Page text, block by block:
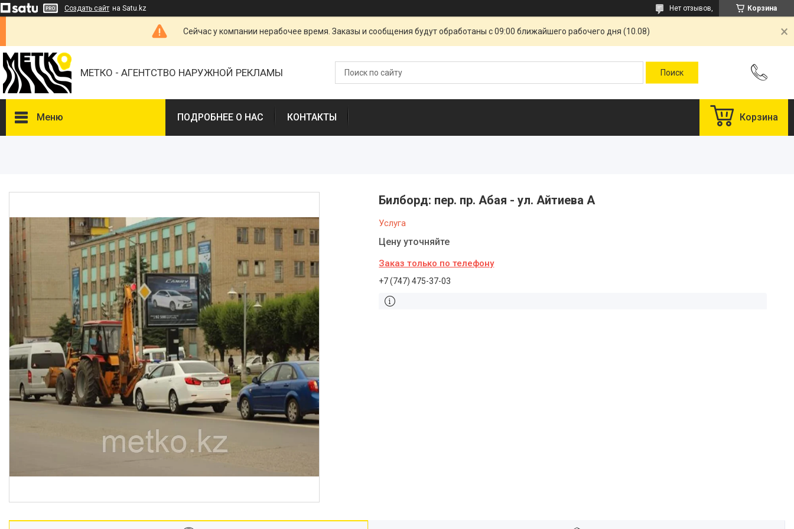
Создать сайт на Satu.kz Корзина
Нет отзывов,
Сейчас у компании нерабочее время. Заказы и сообщения будут обработаны с 09:00 ближайшего рабочего дня (10.08)
МЕТКО - АГЕНТСТВО НАРУЖНОЙ РЕКЛАМЫ
Меню ПОДРОБНЕЕ О НАС КОНТАКТЫ Корзина
Билборд: пер. пр. Абая - ул. Айтиева А
Услуга
Цену уточняйте
Заказ только по телефону
+7 (747) 475-37-03